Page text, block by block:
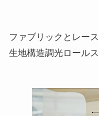
ファブリックとレー
生地構造調光ロール